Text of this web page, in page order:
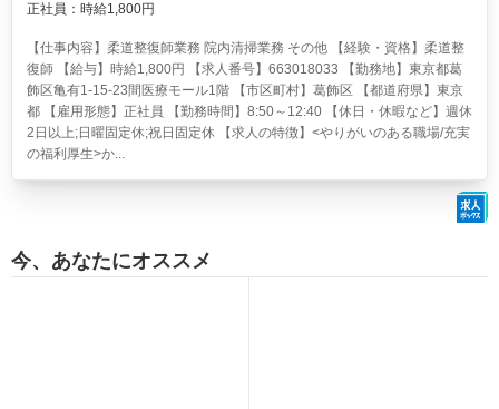
正社員：時給1,800円
【仕事内容】柔道整復師業務 院内清掃業務 その他 【経験・資格】柔道整
復師 【給与】時給1,800円 【求人番号】663018033 【勤務地】東京都葛
飾区亀有1-15-23間医療モール1階 【市区町村】葛飾区 【都道府県】東京
都 【雇用形態】正社員 【勤務時間】8:50～12:40 【休日・休暇など】週休
2日以上;日曜固定休;祝日固定休 【求人の特徴】<やりがいのある職場/充実
の福利厚生>か...
今、あなたにオススメ